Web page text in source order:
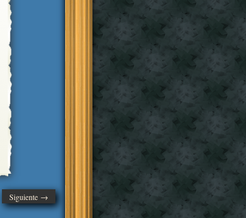
Siguiente →